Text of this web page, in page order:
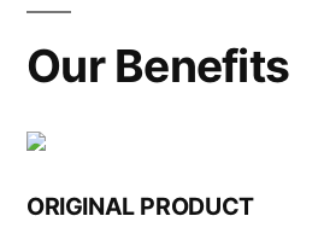
Our Benefits
ORIGINAL PRODUCT